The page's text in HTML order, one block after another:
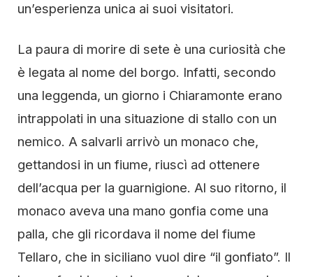
un’esperienza unica ai suoi visitatori.
La paura di morire di sete è una curiosità che
è legata al nome del borgo. Infatti, secondo
una leggenda, un giorno i Chiaramonte erano
intrappolati in una situazione di stallo con un
nemico. A salvarli arrivò un monaco che,
gettandosi in un fiume, riuscì ad ottenere
dell’acqua per la guarnigione. Al suo ritorno, il
monaco aveva una mano gonfia come una
palla, che gli ricordava il nome del fiume
Tellaro, che in siciliano vuol dire “il gonfiato”. Il